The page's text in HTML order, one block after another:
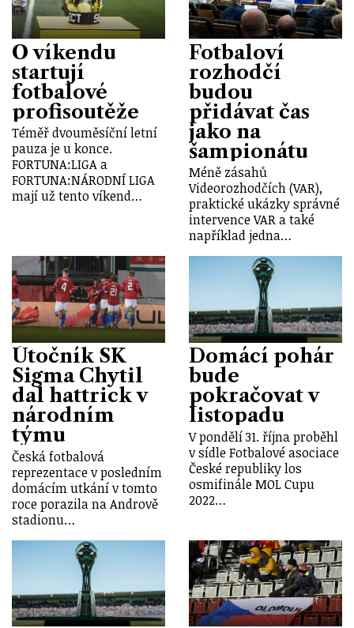
O víkendu
startují
fotbalové
profisoutěže
Téměř dvouměsíční letní
pauza je u konce.
FORTUNA:LIGA a
FORTUNA:NÁRODNÍ LIGA
mají už tento víkend…
Fotbaloví
rozhodčí
budou
přidávat čas
jako na
šampionátu
Méně zásahů
Videorozhodčích (VAR),
praktické ukázky správné
intervence VAR a také
například jedna…
Útočník SK
Sigma Chytil
dal hattrick v
národním
týmu
Česká fotbalová
reprezentace v posledním
domácím utkání v tomto
roce porazila na Andrově
stadionu…
Domácí pohár
bude
pokračovat v
listopadu
V pondělí 31. října proběhl
v sídle Fotbalové asociace
České republiky los
osmifinále MOL Cupu
2022…